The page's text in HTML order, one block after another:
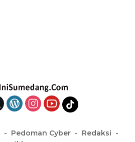
Pedoman Cyber
Redaksi